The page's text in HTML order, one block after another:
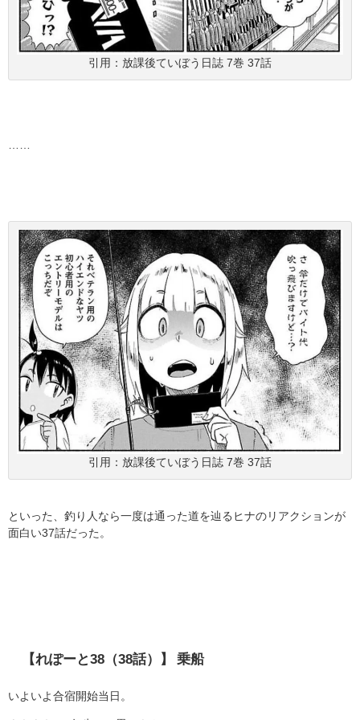
引用：放課後ていぼう日誌 7巻 37話
引用：放課後ていぼう日誌 7巻 37話
といった、釣り人なら一度は通った道を辿るヒナのリアクションが
面白い37話だった。
【れぽーと38（38話）】 乗船
いよいよ合宿開始当日。